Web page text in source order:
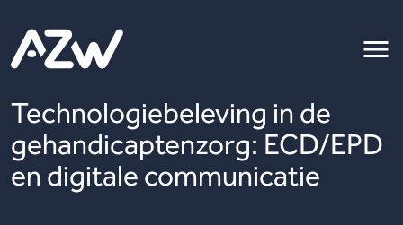
Technologiebeleving in de
gehandicaptenzorg: ECD/EPD
en digitale communicatie